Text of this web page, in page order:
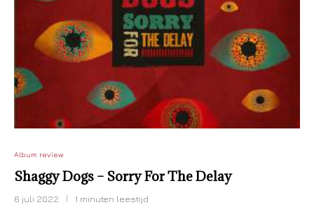
Album review
Shaggy Dogs – Sorry For The Delay
6 juli 2022 1 minuten leestijd